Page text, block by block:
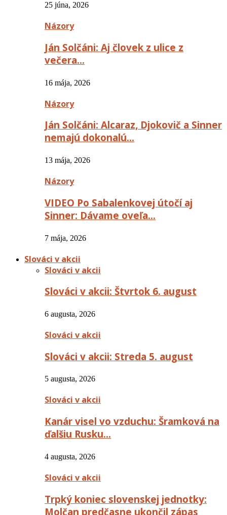
25 júna, 2026
Názory
Ján Solčáni: Aj človek z ulice z
večera…
16 mája, 2026
Názory
Ján Solčáni: Alcaraz, Djokovič a Sinner
nemajú dokonalú…
13 mája, 2026
Názory
VIDEO Po Sabalenkovej útočí aj
Sinner: Dávame oveľa…
7 mája, 2026
Slováci v akcii
Slováci v akcii
Slováci v akcii: Štvrtok 6. august
6 augusta, 2026
Slováci v akcii
Slováci v akcii: Streda 5. august
5 augusta, 2026
Slováci v akcii
Kanár visel vo vzduchu: Šramková na
ďalšiu Rusku…
4 augusta, 2026
Slováci v akcii
Trpký koniec slovenskej jednotky:
Molčan predčasne ukončil zápas